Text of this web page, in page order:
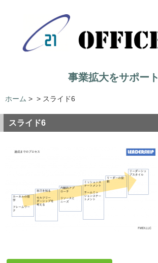
事業拡大をサポート
ホーム > > スライド6
スライド6